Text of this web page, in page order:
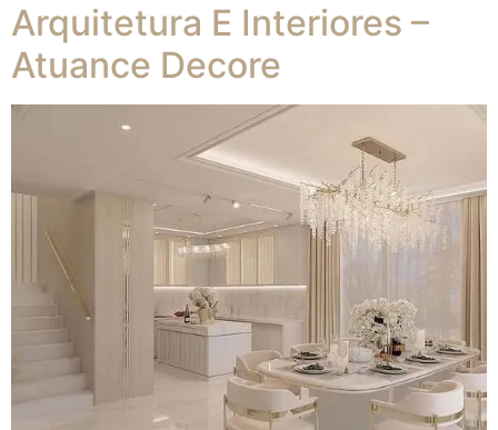
Arquitetura E Interiores –
Atuance Decore